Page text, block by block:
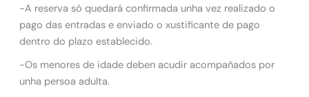
-A reserva só quedará confirmada unha vez realizado o
pago das entradas e enviado o xustificante de pago
dentro do plazo establecido.
-Os menores de idade deben acudir acompañados por
unha persoa adulta.